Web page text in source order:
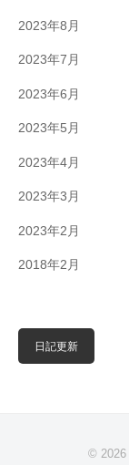
2023年8月
2023年7月
2023年6月
2023年5月
2023年4月
2023年3月
2023年2月
2018年2月
日記更新
© 2026